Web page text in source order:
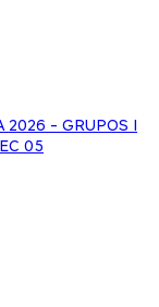
2026 - GRUPOS I
05